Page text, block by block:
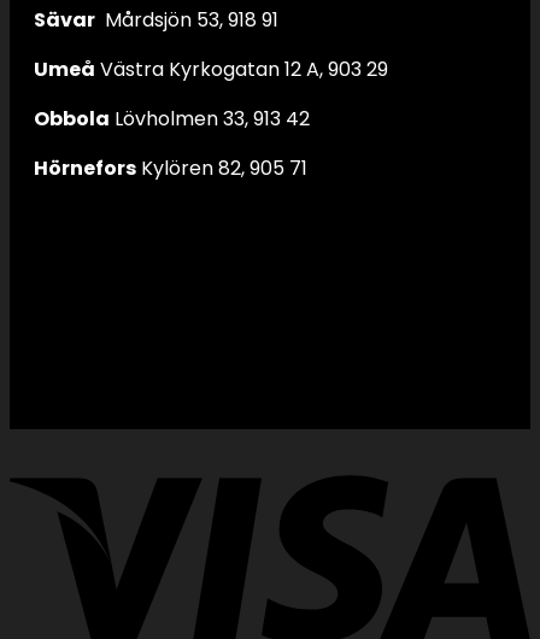
Sävar Mårdsjön 53, 918 91
Umeå Västra Kyrkogatan 12 A, 903 29
Obbola Lövholmen 33, 913 42
Hörnefors Kylören 82, 905 71